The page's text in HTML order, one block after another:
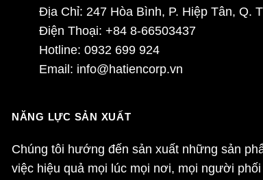
Địa Chỉ: 247 Hòa Bình, P. Hiệp Tân, Q.
Điện Thoại: +84 8-66503437
Hotline: 0932 699 924
Email: info@hatiencorp.vn
NĂNG LỰC SẢN XUẤT
Chúng tôi hướng đến sản xuất những sản
việc hiệu quả mọi lúc mọi nơi, mọi người